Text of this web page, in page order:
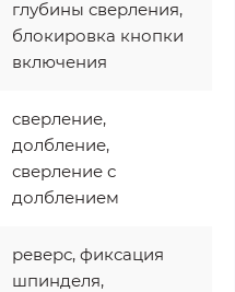
глубины сверления,
блокировка кнопки
включения
сверление,
долбление,
сверление с
долблением
реверс, фиксация
шпинделя,